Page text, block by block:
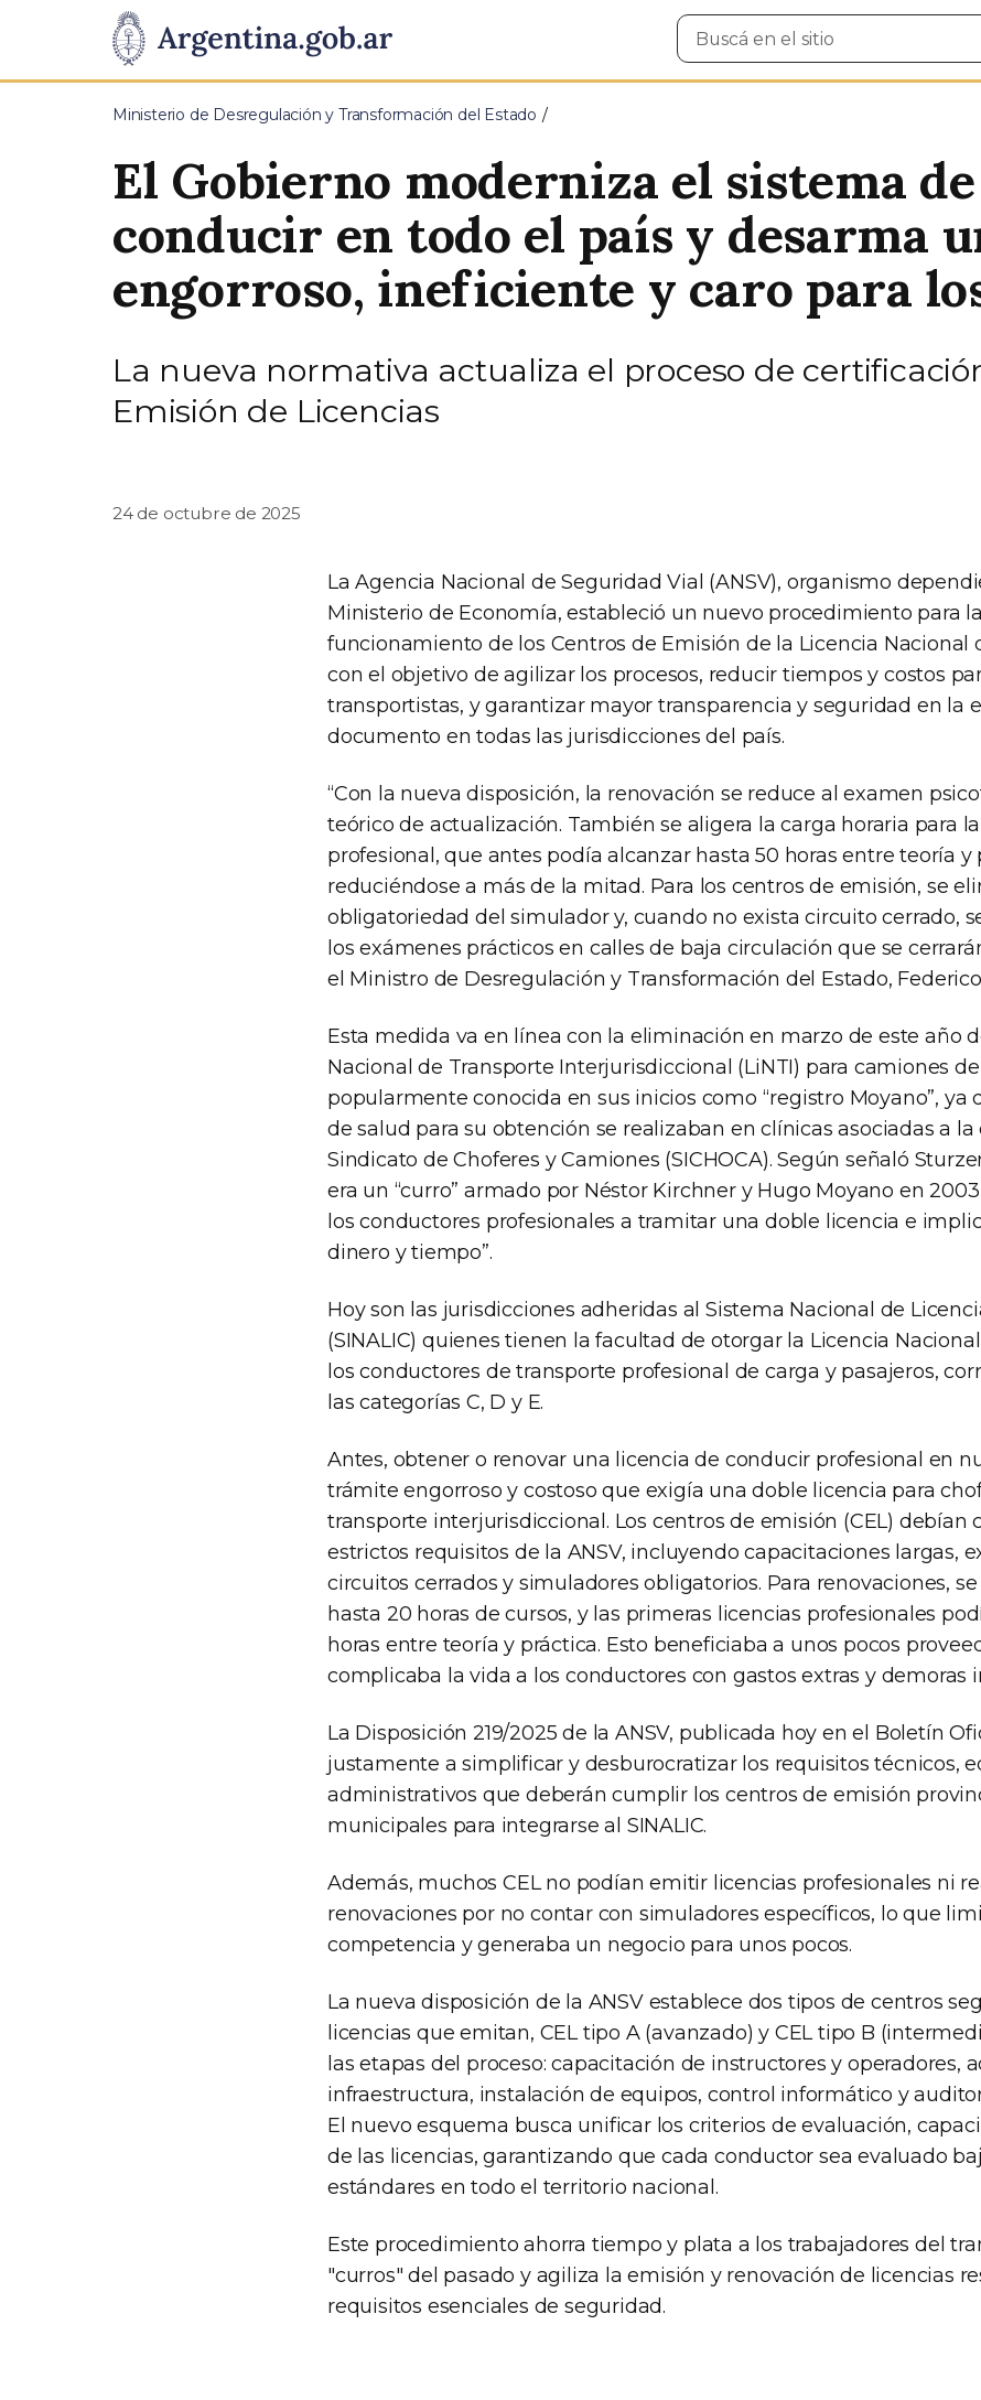
Presidencia
de
Pasar al contenido principal
Buscar
en
Ministerio de Desregulación y Transformación del Estado
El Gobierno moderniza el sistema
conducir en todo el país y desarma
engorroso, ineficiente y caro para
La nueva normativa actualiza el proceso de
Emisión de Licencias
24 de octubre de 2025
La Agencia Nacional de Seguridad Vial (ANSV), organismo
Ministerio de Economía, estableció un nuevo procedimiento para
funcionamiento de los Centros de Emisión de la Licencia Nacional
con el objetivo de agilizar los procesos, reducir tiempos y costos
transportistas, y garantizar mayor transparencia y seguridad en la
documento en todas las jurisdicciones del país.
“Con la nueva disposición, la renovación se reduce al examen
teórico de actualización. También se aligera la carga horaria para
profesional, que antes podía alcanzar hasta 50 horas entre teoría y
reduciéndose a más de la mitad. Para los centros de emisión, se
obligatoriedad del simulador y, cuando no exista circuito cerrado,
los exámenes prácticos en calles de baja circulación que se
el Ministro de Desregulación y Transformación del Estado,
Esta medida va en línea con la eliminación en marzo de este año
Nacional de Transporte Interjurisdiccional (LiNTI) para camiones
popularmente conocida en sus inicios como “registro Moyano”, ya
de salud para su obtención se realizaban en clínicas asociadas a la
Sindicato de Choferes y Camiones (SICHOCA). Según señaló
era un “curro” armado por Néstor Kirchner y Hugo Moyano en
los conductores profesionales a tramitar una doble licencia e
dinero y tiempo”.
Hoy son las jurisdicciones adheridas al Sistema Nacional de
(SINALIC) quienes tienen la facultad de otorgar la Licencia
los conductores de transporte profesional de carga y pasajeros,
las categorías C, D y E.
Antes, obtener o renovar una licencia de conducir profesional en
trámite engorroso y costoso que exigía una doble licencia para
transporte interjurisdiccional. Los centros de emisión (CEL) debían
estrictos requisitos de la ANSV, incluyendo capacitaciones largas,
circuitos cerrados y simuladores obligatorios. Para renovaciones,
hasta 20 horas de cursos, y las primeras licencias profesionales
horas entre teoría y práctica. Esto beneficiaba a unos pocos
complicaba la vida a los conductores con gastos extras y demoras
La Disposición 219/2025 de la ANSV, publicada hoy en el Boletín
justamente a simplificar y desburocratizar los requisitos técnicos,
administrativos que deberán cumplir los centros de emisión
municipales para integrarse al SINALIC.
Además, muchos CEL no podían emitir licencias profesionales ni
renovaciones por no contar con simuladores específicos, lo que
competencia y generaba un negocio para unos pocos.
La nueva disposición de la ANSV establece dos tipos de centros
licencias que emitan, CEL tipo A (avanzado) y CEL tipo B
las etapas del proceso: capacitación de instructores y operadores,
infraestructura, instalación de equipos, control informático y
El nuevo esquema busca unificar los criterios de evaluación,
de las licencias, garantizando que cada conductor sea evaluado
estándares en todo el territorio nacional.
Este procedimiento ahorra tiempo y plata a los trabajadores del
"curros" del pasado y agiliza la emisión y renovación de licencias
requisitos esenciales de seguridad.